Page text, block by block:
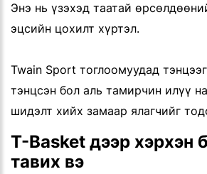
Энэ нь үзэхэд таатай
эцсийн цохилт хүртэл.
Twain Sport тоглоомуудад
тэнцсэн бол аль тамирчин илүү
шидэлт хийх замаар ялагчийг
T-Basket дээр хэрхэн
тавих вэ